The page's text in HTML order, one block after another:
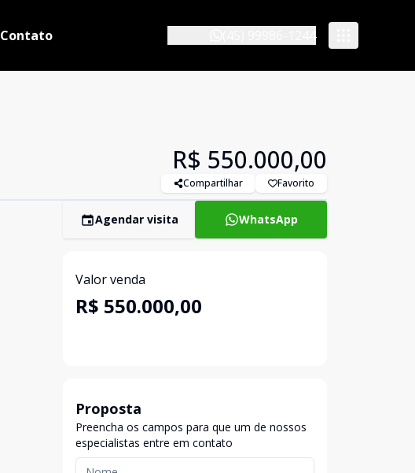
Contato
R$ 550.000,00
Compartilhar Favorito
Agendar visita WhatsApp
Valor venda
R$ 550.000,00
Proposta
Preencha os campos para que um de nossos
especialistas entre em contato